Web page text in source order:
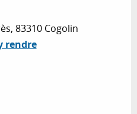
83310 Cogolin
rendre